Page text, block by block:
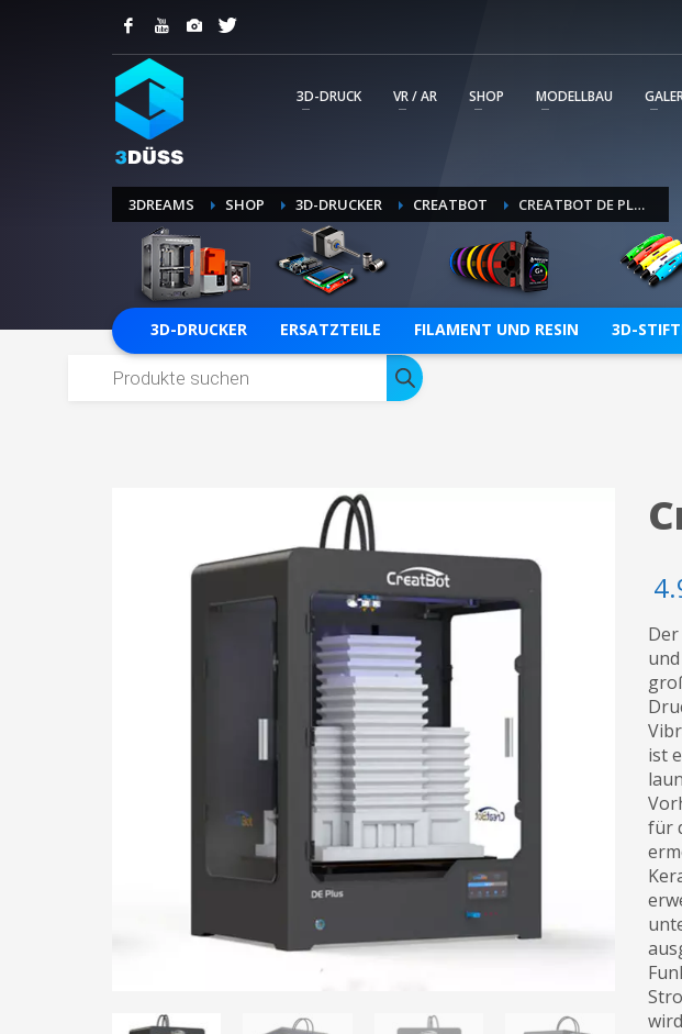
KUNDENSUPPORT
Ihre Kommunikation mit unserem Service Team wird unmittelbar
professionelle Abwicklung wird so transparent und Sie behalten
erstellten Tickets.
3D-DRUCK VR / AR SHOP MODELLBAU
3DREAMS SHOP 3D-DRUCKER CREATBOT CREATBOT DE PLUS 3D
3D-DRUCKER ERSATZTEILE FILAMENT UND RESIN 3D-
Products
search
ist
für